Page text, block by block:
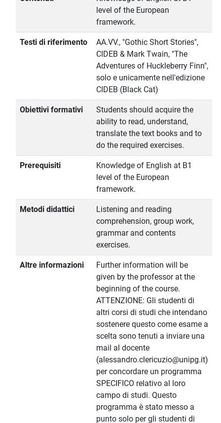
level of the European
framework.
Testi di riferimento
AA.VV., "Gothic Short Stories",
CIDEB & Mark Twain, "The
Adventures of Huckleberry Finn",
solo e unicamente nell'edizione
CIDEB (Black Cat)
Obiettivi formativi
Students should acquire the
ability to read, understand,
translate the text books and to
do the required exercises.
Prerequisiti
Knowledge of English at B1
level of the European
framework.
Metodi didattici
Listening and reading
comprehension, group work,
grammar and contents
exercises.
Altre informazioni
Further information will be
given by the professor at the
beginning of the course.
ATTENZIONE: Gli studenti di
altri corsi di studi che intendano
sostenere questo come esame a
scelta sono tenuti a inviare una
mail al docente
(alessandro.clericuzio@unipg.it)
per concordare un programma
SPECIFICO relativo al loro
campo di studi. Questo
programma è stato messo a
punto solo per gli studenti di